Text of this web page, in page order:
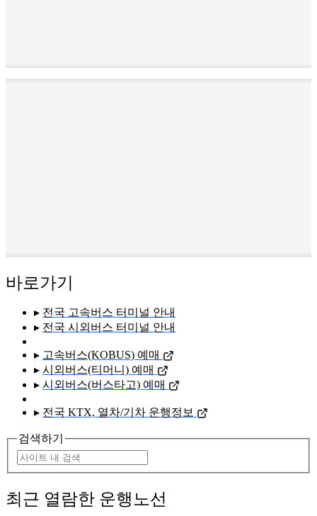
바로가기
▸ 전국 고속버스 터미널 안내
▸ 전국 시외버스 터미널 안내
▸ 고속버스(KOBUS) 예매
▸ 시외버스(티머니) 예매
▸ 시외버스(버스타고) 예매
▸ 전국 KTX, 열차/기차 운행정보
검색하기
최근 열람한 운행노선